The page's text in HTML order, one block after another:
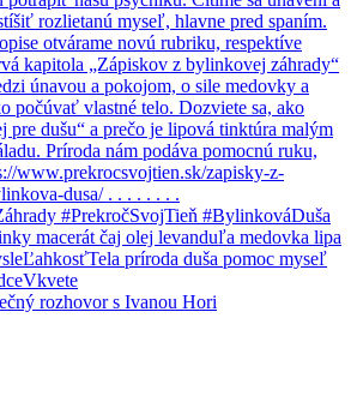
rozhovor s Ivanou Hori